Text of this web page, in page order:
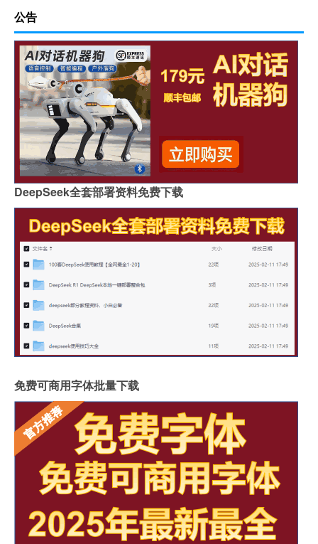
公告
DeepSeek全套部署资料免费下载
免费可商用字体批量下载